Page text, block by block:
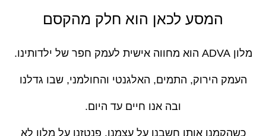
המסע לכאן הוא חלק מהקסם
מלון ADVA הוא מחווה אישית לעמק חפר של ילדותינו.
העמק הירוק, התמים, האלגנטי והחולמני, שבו גדלנו
ובה אנו חיים עד היום.
כשהקמנו אותו חשבנו על עצמנו. פנטזנו על מלון לא